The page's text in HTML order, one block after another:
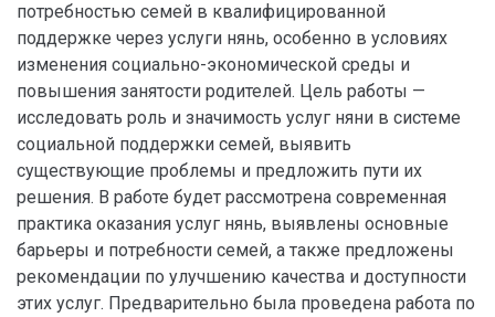
потребностью семей в квалифицированной
поддержке через услуги нянь, особенно в условиях
изменения социально-экономической среды и
повышения занятости родителей. Цель работы —
исследовать роль и значимость услуг няни в системе
социальной поддержки семей, выявить
существующие проблемы и предложить пути их
решения. В работе будет рассмотрена современная
практика оказания услуг нянь, выявлены основные
барьеры и потребности семей, а также предложены
рекомендации по улучшению качества и доступности
этих услуг. Предварительно была проведена работа по